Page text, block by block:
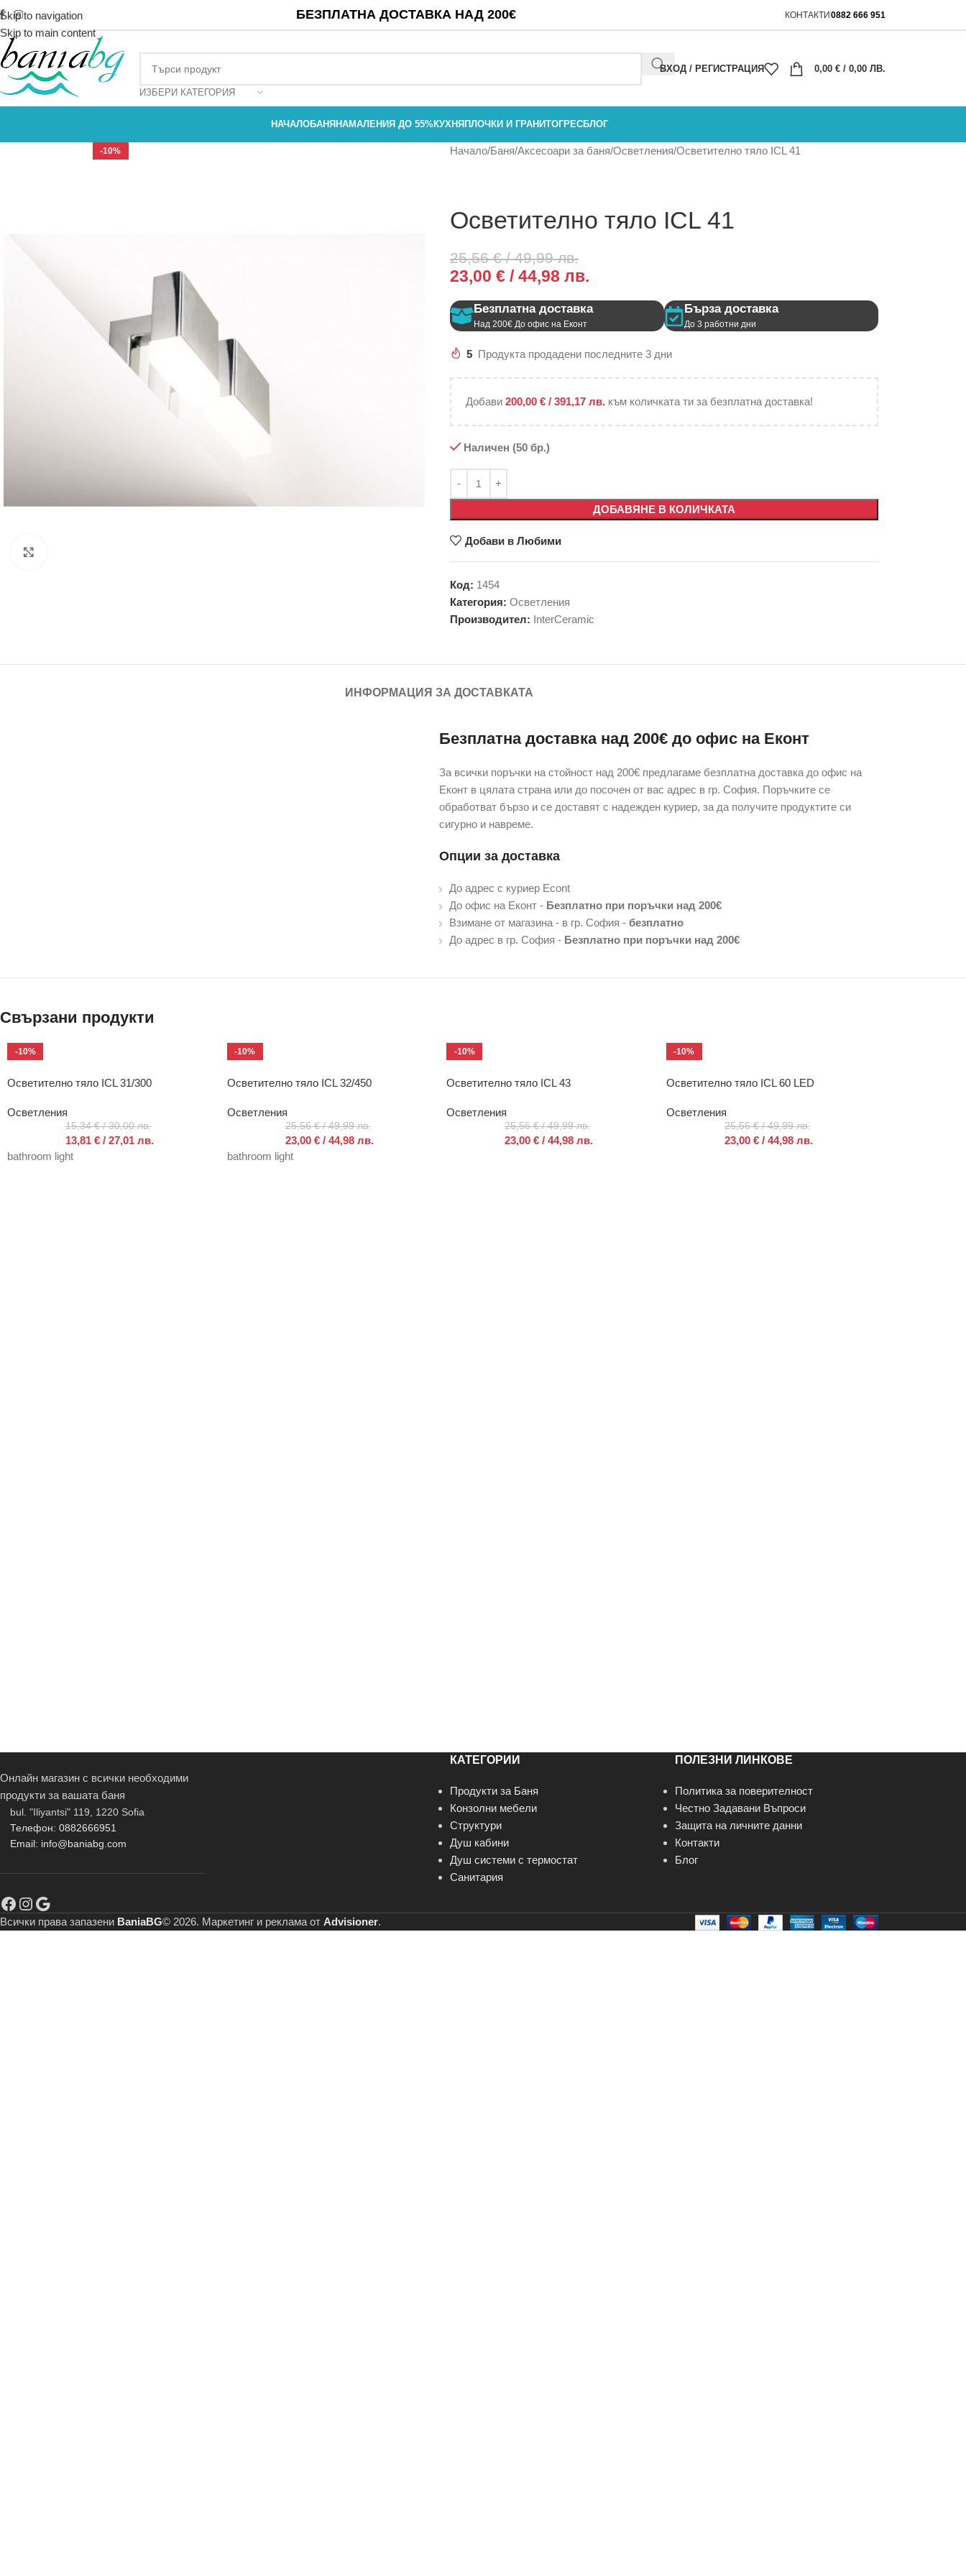
Skip to navigation
Skip to main content
БЕЗПЛАТНА ДОСТАВКА НАД 200€ КОНТАКТИ0882 666 951
ИЗБЕРИ КАТЕГОРИЯ
ВХОД / РЕГИСТРАЦИЯ 0,00 € / 0,00 ЛВ.
НАЧАЛОБАНЯ НАМАЛЕНИЯ ДО 55%КУХНЯ ПЛОЧКИ И ГРАНИТОГРЕСБЛОГ
-10% Начало Баня Аксесоари за баня Осветления Осветително тяло ICL 41
Осветително тяло ICL 41
25,56€/ 49,99 лв.
23,00 €/ 44,98 лв.
Безплатна доставка
Над 200€ До офис на Еконт
Бърза доставка
До 3 работни дни
5 Продукта продадени последните 3 дни
Добави 200,00 €/ 391,17 лв. към количката ти за безплатна доставка!
Наличен (50 бр.)
ДОБАВЯНЕ В КОЛИЧКАТА
Добави в Любими
Код: 1454
Категория: Осветления
Производител: InterCeramic
ИНФОРМАЦИЯ ЗА ДОСТАВКАТА
Безплатна доставка над 200€ до офис на Еконт
За всички поръчки на стойност над 200€ предлагаме безплатна доставка до офис на
Еконт в цялата страна или до посочен от вас адрес в гр. София. Поръчките се
обработват бързо и се доставят с надежден куриер, за да получите продуктите си
сигурно и навреме.
Опции за доставка
До адрес с куриер Econt
До офис на Еконт - Безплатно при поръчки над 200€
Взимане от магазина - в гр. София - безплатно
До адрес в гр. София - Безплатно при поръчки над 200€
Свързани продукти
-10%
Осветително тяло ICL 31/300
Осветления
15,34€/ 30,00 лв.
13,81€ / 27,01 лв.
bathroom light
-10%
Осветително тяло ICL 32/450
Осветления
25,56€/ 49,99 лв.
23,00 €/ 44,98 лв.
bathroom light
-10%
Осветително тяло ICL 43
Осветления
25,56€/ 49,99 лв.
23,00€ / 44,98 лв.
-10%
Осветително тяло ICL 60 LED
Осветления
25,56€/ 49,99 лв.
23,00 €/ 44,98 лв.
Онлайн магазин с всички необходими
продукти за вашата баня
bul. "Iliyantsi" 119, 1220 Sofia
Телефон: 0882666951
Email: info@baniabg.com
КАТЕГОРИИ
Продукти за Баня
Конзолни мебели
Структури
Душ кабини
Душ системи с термостат
Санитария
ПОЛЕЗНИ ЛИНКОВЕ
Политика за поверителност
Честно Задавани Въпроси
Защита на личните данни
Контакти
Блог
Всички права запазени BaniaBG© 2026. Маркетинг и реклама от Advisioner.